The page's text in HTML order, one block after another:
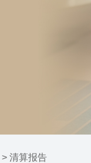
> 清算报告